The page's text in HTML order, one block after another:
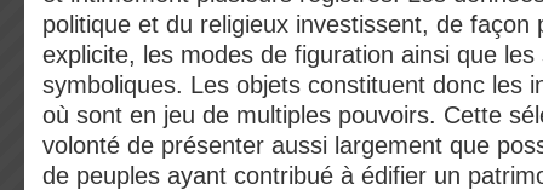
politique et du religieux investissent, de façon
explicite, les modes de figuration ainsi que les
symboliques. Les objets constituent donc les
où sont en jeu de multiples pouvoirs. Cette
volonté de présenter aussi largement que
de peuples ayant contribué à édifier un